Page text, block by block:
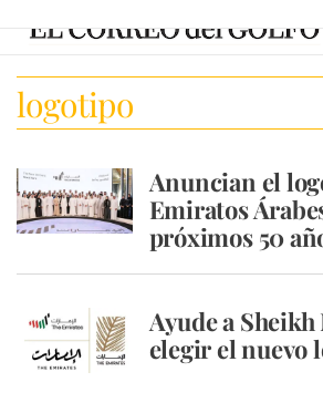
logotipo
Anuncian el
Emiratos
próximos 50
Ayude a
elegir el nuevo